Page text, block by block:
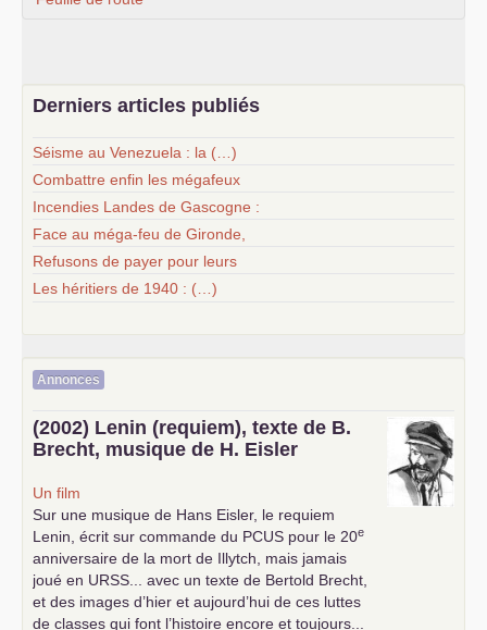
Derniers articles publiés
Séisme au Venezuela : la (…)
Combattre enfin les mégafeux
Incendies Landes de Gascogne :
Face au méga-feu de Gironde,
Refusons de payer pour leurs
Les héritiers de 1940 : (…)
Annonces
(2002) Lenin (requiem), texte de B.
Brecht, musique de H. Eisler
Un film
Sur une musique de Hans Eisler, le requiem
Lenin, écrit sur commande du PCUS pour le 20e
anniversaire de la mort de Illytch, mais jamais
joué en URSS ... avec un texte de Bertold Brecht,
et des images d’hier et aujourd’hui de ces luttes
de classes qui font l’histoire encore et toujours...